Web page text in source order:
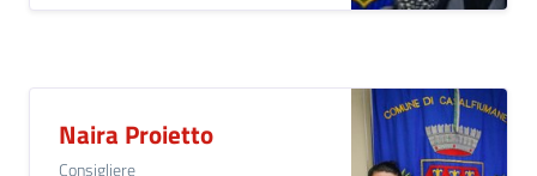
Naira Proietto
Consigliere